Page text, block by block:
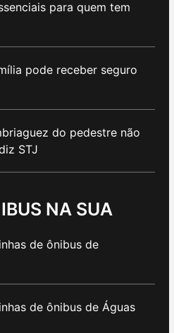
para quem tem
pode receber seguro
do pedestre não
STJ
NA SUA
de ônibus de
de ônibus de Águas